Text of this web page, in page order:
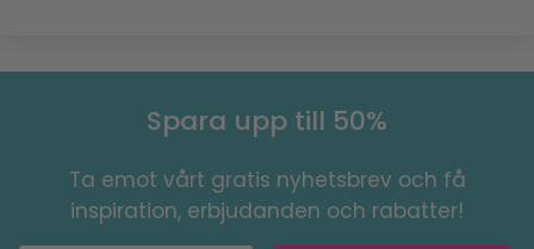
Spara upp till 50%
Ta emot vårt gratis nyhetsbrev och få
inspiration, erbjudanden och rabatter!